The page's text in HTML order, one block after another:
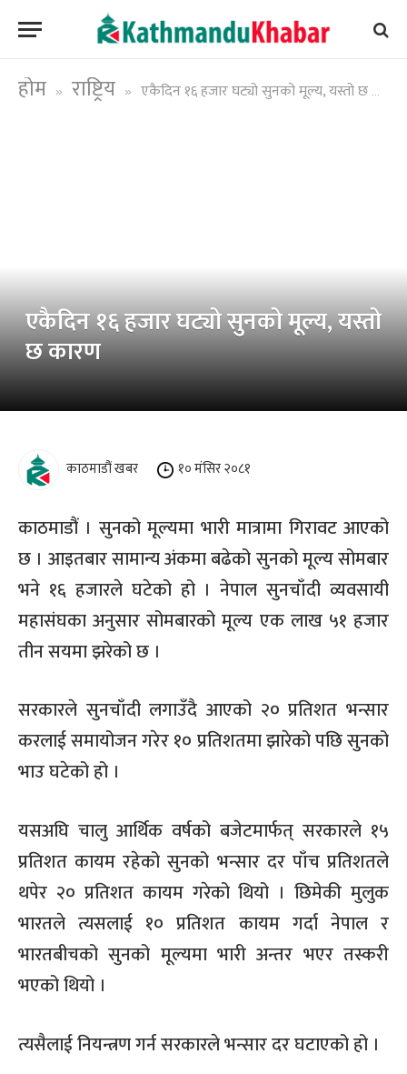
होम » राष्ट्रिय » एकैदिन १६ हजार घट्यो सुनको मूल्य, यस्तो छ कारण
एकैदिन १६ हजार घट्यो सुनको मूल्य, यस्तो
छ कारण
काठमाडौं खबर १० मंसिर २०८१
काठमाडौं । सुनको मूल्यमा भारी मात्रामा गिरावट आएको
छ । आइतबार सामान्य अंकमा बढेको सुनको मूल्य सोमबार
भने १६ हजारले घटेको हो । नेपाल सुनचाँदी व्यवसायी
महासंघका अनुसार सोमबारको मूल्य एक लाख ५१ हजार
तीन सयमा झरेको छ ।
सरकारले सुनचाँदी लगाउँदै आएको २० प्रतिशत भन्सार
करलाई समायोजन गरेर १० प्रतिशतमा झारेको पछि सुनको
भाउ घटेको हो ।
यसअघि चालु आर्थिक वर्षको बजेटमार्फत् सरकारले १५
प्रतिशत कायम रहेको सुनको भन्सार दर पाँच प्रतिशतले
थपेर २० प्रतिशत कायम गरेको थियो । छिमेकी मुलुक
भारतले त्यसलाई १० प्रतिशत कायम गर्दा नेपाल र
भारतबीचको सुनको मूल्यमा भारी अन्तर भएर तस्करी
भएको थियो ।
त्यसैलाई नियन्त्रण गर्न सरकारले भन्सार दर घटाएको हो ।